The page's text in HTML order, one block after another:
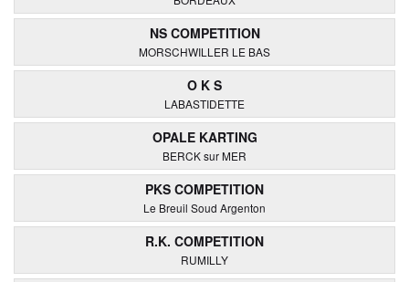
NS COMPETITION
MORSCHWILLER LE BAS
O K S
LABASTIDETTE
OPALE KARTING
BERCK sur MER
PKS COMPETITION
Le Breuil Soud Argenton
R.K. COMPETITION
RUMILLY